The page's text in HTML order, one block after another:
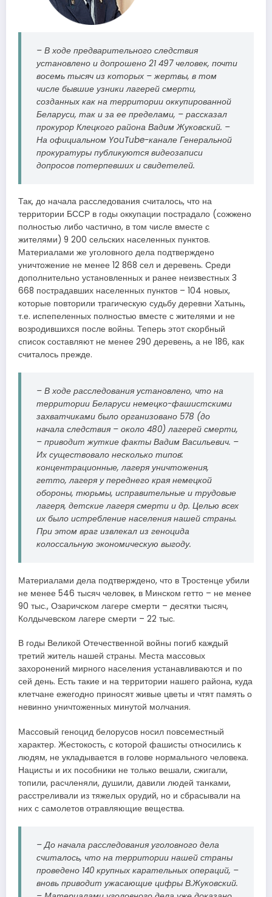
– В ходе предварительного следствия
установлено и допрошено 21 497 человек, почти
восемь тысяч из которых – жертвы, в том
числе бывшие узники лагерей смерти,
созданных как на территории оккупированной
Беларуси, так и за ее пределами, – рассказал
прокурор Клецкого района Вадим Жуковский. –
На официальном YouTube-канале Генеральной
прокуратуры публикуются видеозаписи
допросов потерпевших и свидетелей.
Так, до начала расследования считалось, что на
территории БССР в годы оккупации пострадало (сожжено
полностью либо частично, в том числе вместе с
жителями) 9 200 сельских населенных пунктов.
Материалами же уголовного дела подтверждено
уничтожение не менее 12 868 сел и деревень. Среди
дополнительно установленных и ранее неизвестных 3
668 пострадавших населенных пунктов – 104 новых,
которые повторили трагическую судьбу деревни Хатынь,
т.е. испепеленных полностью вместе с жителями и не
возродившихся после войны. Теперь этот скорбный
список составляют не менее 290 деревень, а не 186, как
считалось прежде.
– В ходе расследования установлено, что на
территории Беларуси немецко-фашистскими
захватчиками было организовано 578 (до
начала следствия – около 480) лагерей смерти,
– приводит жуткие факты Вадим Васильевич. –
Их существовало несколько типов:
концентрационные, лагеря уничтожения,
гетто, лагеря у переднего края немецкой
обороны, тюрьмы, исправительные и трудовые
лагеря, детские лагеря смерти и др. Целью всех
их было истребление населения нашей страны.
При этом враг извлекал из геноцида
колоссальную экономическую выгоду.
Материалами дела подтверждено, что в Тростенце убили
не менее 546 тысяч человек, в Минском гетто – не менее
90 тыс., Озаричском лагере смерти – десятки тысяч,
Колдычевском лагере смерти – 22 тыс.
В годы Великой Отечественной войны погиб каждый
третий житель нашей страны. Места массовых
захоронений мирного населения устанавливаются и по
сей день. Есть такие и на территории нашего района, куда
клетчане ежегодно приносят живые цветы и чтят память о
невинно уничтоженных минутой молчания.
Массовый геноцид белорусов носил повсеместный
характер. Жестокость, с которой фашисты относились к
людям, не укладывается в голове нормального человека.
Нацисты и их пособники не только вешали, сжигали,
топили, расчленяли, душили, давили людей танками,
расстреливали из тяжелых орудий, но и сбрасывали на
них с самолетов отравляющие вещества.
– До начала расследования уголовного дела
считалось, что на территории нашей страны
проведено 140 крупных карательных операций, –
вновь приводит ужасающие цифры В.Жуковский.